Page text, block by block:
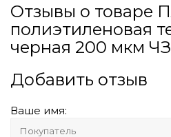
Отзывы о товаре
полиэтиленовая
черная 200 мкм
Добавить отзыв
Ваше имя: